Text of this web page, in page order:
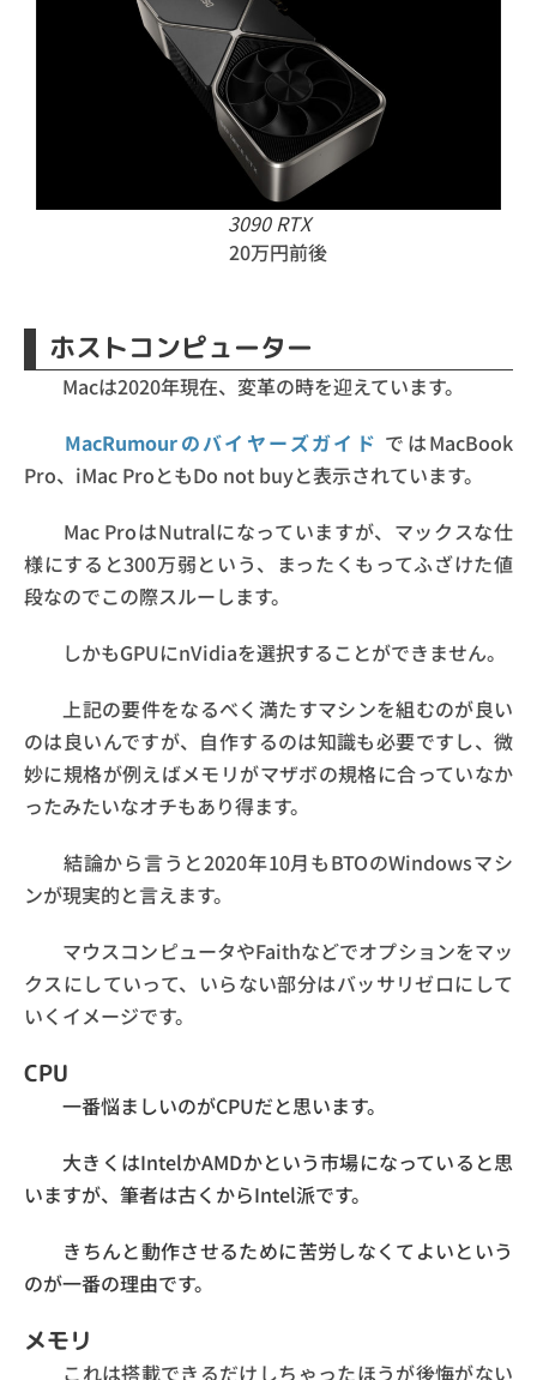
3090 RTX
20万円前後
ホストコンピューター
Macは2020年現在、変革の時を迎えています。
MacRumourのバイヤーズガイド ではMacBook
Pro、iMac ProともDo not buyと表示されています。
Mac ProはNutralになっていますが、マックスな仕
様にすると300万弱という、まったくもってふざけた値
段なのでこの際スルーします。
しかもGPUにnVidiaを選択することができません。
上記の要件をなるべく満たすマシンを組むのが良い
のは良いんですが、自作するのは知識も必要ですし、微
妙に規格が例えばメモリがマザボの規格に合っていなか
ったみたいなオチもあり得ます。
結論から言うと2020年10月もBTOのWindowsマシ
ンが現実的と言えます。
マウスコンピュータやFaithなどでオプションをマッ
クスにしていって、いらない部分はバッサリゼロにして
いくイメージです。
CPU
一番悩ましいのがCPUだと思います。
大きくはIntelかAMDかという市場になっていると思
いますが、筆者は古くからIntel派です。
きちんと動作させるために苦労しなくてよいという
のが一番の理由です。
メモリ
これは搭載できるだけしちゃったほうが後悔がない